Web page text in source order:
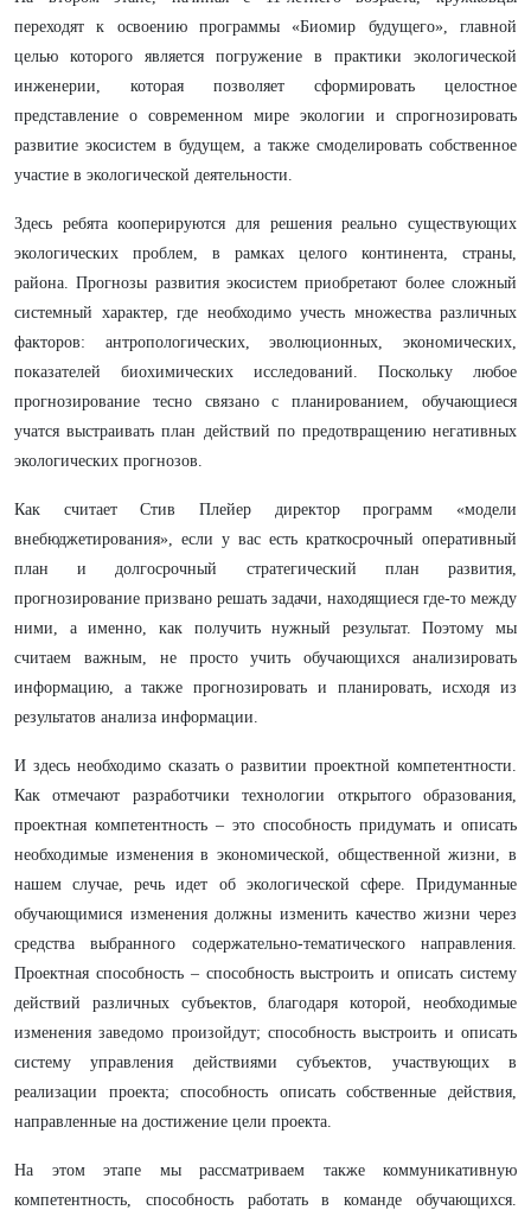
переходят к освоению программы «Биомир будущего», главной
целью которого является погружение в практики экологической
инженерии, которая позволяет сформировать целостное
представление о современном мире экологии и спрогнозировать
развитие экосистем в будущем, а также смоделировать собственное
участие в экологической деятельности.
Здесь ребята кооперируются для решения реально существующих
экологических проблем, в рамках целого континента, страны,
района. Прогнозы развития экосистем приобретают более сложный
системный характер, где необходимо учесть множества различных
факторов: антропологических, эволюционных, экономических,
показателей биохимических исследований. Поскольку любое
прогнозирование тесно связано с планированием, обучающиеся
учатся выстраивать план действий по предотвращению негативных
экологических прогнозов.
Как считает Стив Плейер директор программ «модели
внебюджетирования», если у вас есть краткосрочный оперативный
план и долгосрочный стратегический план развития,
прогнозирование призвано решать задачи, находящиеся где-то между
ними, а именно, как получить нужный результат. Поэтому мы
считаем важным, не просто учить обучающихся анализировать
информацию, а также прогнозировать и планировать, исходя из
результатов анализа информации.
И здесь необходимо сказать о развитии проектной компетентности.
Как отмечают разработчики технологии открытого образования,
проектная компетентность – это способность придумать и описать
необходимые изменения в экономической, общественной жизни, в
нашем случае, речь идет об экологической сфере. Придуманные
обучающимися изменения должны изменить качество жизни через
средства выбранного содержательно-тематического направления.
Проектная способность – способность выстроить и описать систему
действий различных субъектов, благодаря которой, необходимые
изменения заведомо произойдут; способность выстроить и описать
систему управления действиями субъектов, участвующих в
реализации проекта; способность описать собственные действия,
направленные на достижение цели проекта.
На этом этапе мы рассматриваем также коммуникативную
компетентность, способность работать в команде обучающихся.